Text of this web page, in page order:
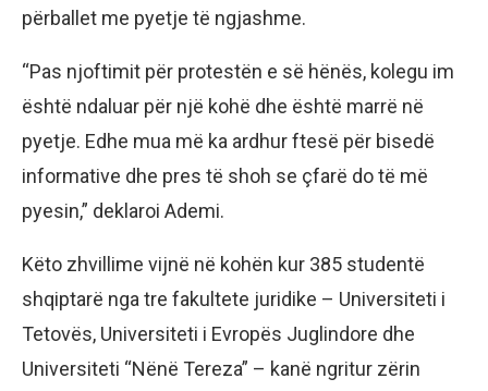
përballet me pyetje të ngjashme.
“Pas njoftimit për protestën e së hënës, kolegu im
është ndaluar për një kohë dhe është marrë në
pyetje. Edhe mua më ka ardhur ftesë për bisedë
informative dhe pres të shoh se çfarë do të më
pyesin,” deklaroi Ademi.
Këto zhvillime vijnë në kohën kur 385 studentë
shqiptarë nga tre fakultete juridike – Universiteti i
Tetovës, Universiteti i Evropës Juglindore dhe
Universiteti “Nënë Tereza” – kanë ngritur zërin